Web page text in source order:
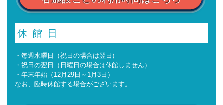
休館日
・毎週水曜日（祝日の場合は翌日）
・祝日の翌日（日曜日の場合は休館しません）
・年末年始（12月29日～1月3日）
なお、臨時休館する場合がございます。